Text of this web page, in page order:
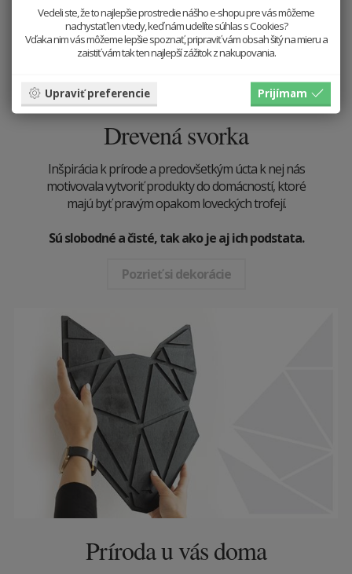
Drevená svorka
Inšpirácia k prírode a predovšetkým úcta k nej nás
motivovala vytvoriť produkty do domácností, ktoré
majú byť pravým opakom loveckých trofejí.
Sú slobodné a čisté, tak ako je aj ich podstata.
Pozrieť si dekorácie
Príroda u vás doma
Vedeli ste, že to najlepšie prostredie nášho e-shopu pre vás môžeme
nachystať len vtedy, keď nám udelíte súhlas s Cookies?
Vďaka nim vás môžeme lepšie spoznať, pripraviť vám obsah šitý na mieru a
zaistiť vám tak ten najlepší zážitok z nakupovania.
Upraviť preferencie Prijímam